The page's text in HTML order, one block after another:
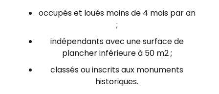
occupés et loués moins de 4 mois par an
;
indépendants avec une surface de
plancher inférieure à 50 m2;
classés ou inscrits aux monuments
historiques.